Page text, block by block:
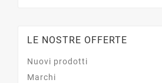
LE NOSTRE OFFERTE
Nuovi prodotti
Marchi